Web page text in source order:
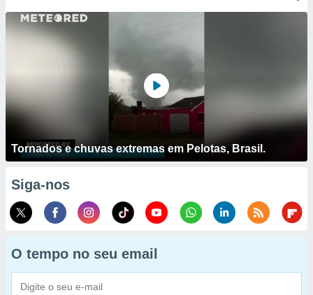
Tornados e chuvas extremas em Pelotas, Brasil.
Siga-nos
O tempo no seu email